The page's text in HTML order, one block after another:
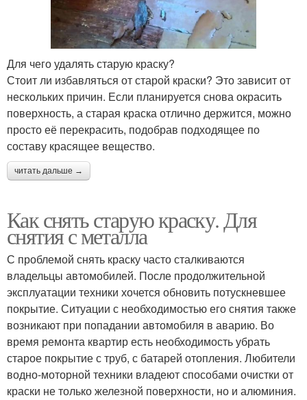
Для чего удалять старую краску?
Стоит ли избавляться от старой краски? Это зависит от
нескольких причин. Если планируется снова окрасить
поверхность, а старая краска отлично держится, можно
просто её перекрасить, подобрав подходящее по
составу красящее вещество.
читать дальше →
Как снять старую краску. Для
снятия с металла
С проблемой снять краску часто сталкиваются
владельцы автомобилей. После продолжительной
эксплуатации техники хочется обновить потускневшее
покрытие. Ситуации с необходимостью его снятия также
возникают при попадании автомобиля в аварию. Во
время ремонта квартир есть необходимость убрать
старое покрытие с труб, с батарей отопления. Любители
водно-моторной техники владеют способами очистки от
краски не только железной поверхности, но и алюминия.